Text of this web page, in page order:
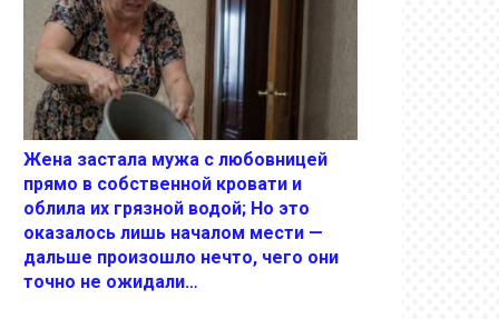
Жена застала мужа с любовницей
прямо в собственной кровати и
облила их грязной водой; Но это
оказалось лишь началом мести —
дальше произошло нечто, чего они
точно не ожидали…